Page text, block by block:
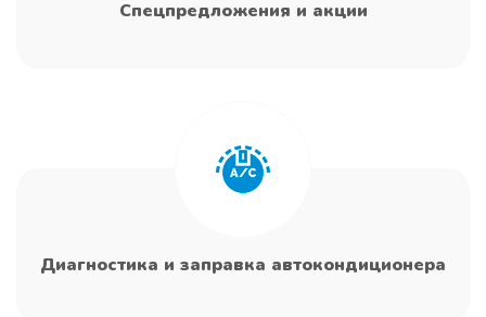
Спецпредложения и акции
Диагностика и заправка автокондиционера